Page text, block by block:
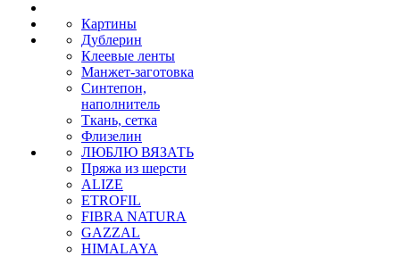
Картины
Дублерин
Клеевые ленты
Манжет-заготовка
Синтепон,
наполнитель
Ткань, сетка
Флизелин
ЛЮБЛЮ ВЯЗАТЬ
Пряжа из шерсти
ALIZE
ETROFIL
FIBRA NATURA
GAZZAL
HIMALAYA